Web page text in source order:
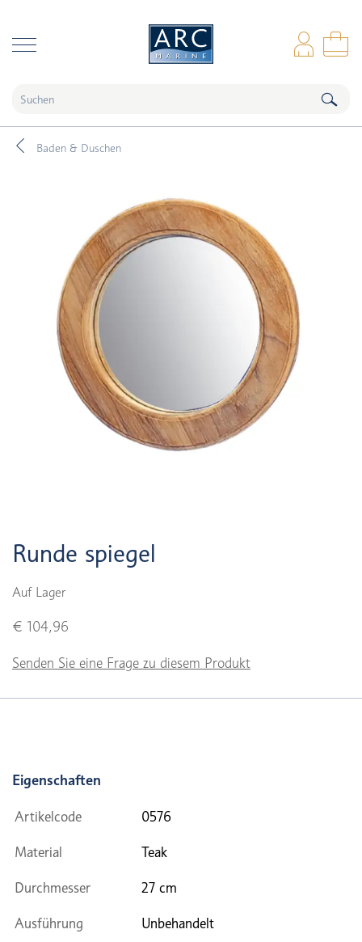
Baden & Duschen
Runde spiegel
Auf Lager
€ 104,96
Senden Sie eine Frage zu diesem Produkt
Eigenschaften
Artikelcode 0576
Material Teak
Durchmesser 27 cm
Ausführung Unbehandelt